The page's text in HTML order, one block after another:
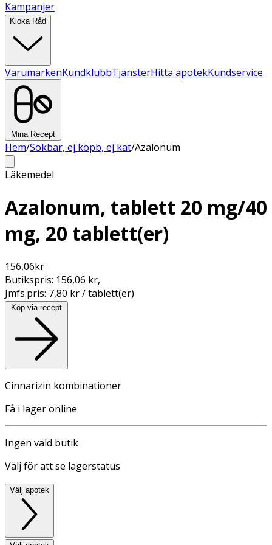
Kampanjer
Kloka Råd
VarumärkenKundklubbTjänsterHitta apotekKundservice
Mina Recept
Hem/Sökbar, ej köpb, ej kat/Azalonum
Läkemedel
Azalonum, tablett 20 mg/40
mg, 20 tablett(er)
156,06kr
Butikspris: 156,06 kr,
Jmfs.pris: 7,80 kr / tablett(er)
Köp via recept
Cinnarizin kombinationer
Få i lager online
Ingen vald butik
Välj för att se lagerstatus
Välj apotek